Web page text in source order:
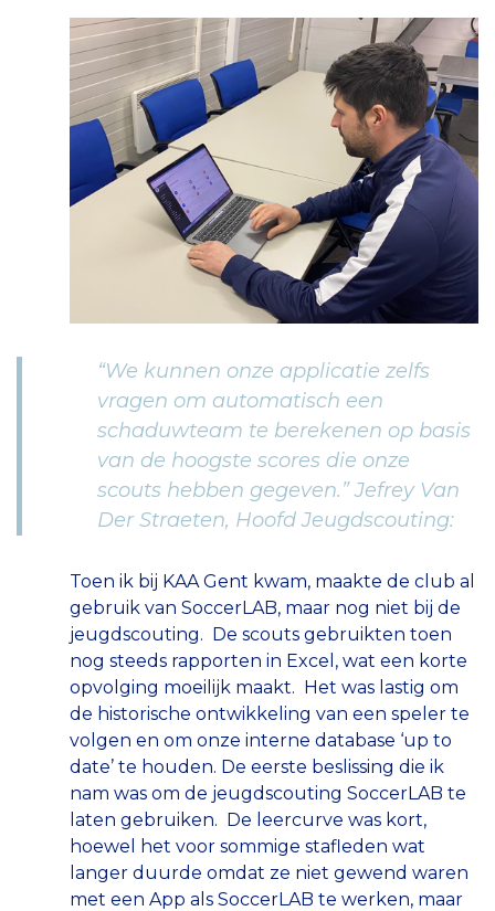
“We kunnen onze applicatie zelfs
vragen om automatisch een
schaduwteam te berekenen op basis
van de hoogste scores die onze
scouts hebben gegeven.” Jefrey Van
Der Straeten, Hoofd Jeugdscouting:
Toen ik bij KAA Gent kwam, maakte de club al
gebruik van SoccerLAB, maar nog niet bij de
jeugdscouting. De scouts gebruikten toen
nog steeds rapporten in Excel, wat een korte
opvolging moeilijk maakt. Het was lastig om
de historische ontwikkeling van een speler te
volgen en om onze interne database ‘up to
date’ te houden. De eerste beslissing die ik
nam was om de jeugdscouting SoccerLAB te
laten gebruiken. De leercurve was kort,
hoewel het voor sommige stafleden wat
langer duurde omdat ze niet gewend waren
met een App als SoccerLAB te werken, maar